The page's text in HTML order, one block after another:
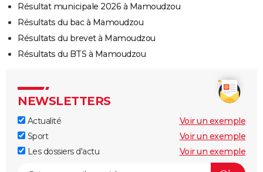
Résultat municipale 2026 à Mamoudzou
Résultats du bac à Mamoudzou
Résultats du brevet à Mamoudzou
Résultats du BTS à Mamoudzou
NEWSLETTERS
Actualité
Voir un exemple
Sport
Voir un exemple
Les dossiers d'actu
Voir un exemple